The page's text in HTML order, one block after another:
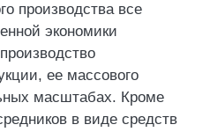
производства все
экономики
ее массового
масштабах. Кроме
в виде средств